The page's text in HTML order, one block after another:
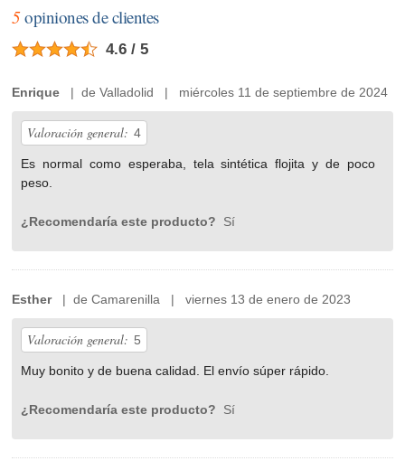
5opiniones de clientes
4.6 / 5
Enrique | de Valladolid | miércoles 11 de septiembre de 2024
Valoración general: 4
Es normal como esperaba, tela sintética flojita y de poco
peso.
¿Recomendaría este producto? Sí
Esther| de Camarenilla | viernes 13 de enero de 2023
Valoración general: 5
Muy bonito y de buena calidad. El envío súper rápido.
¿Recomendaría este producto? Sí